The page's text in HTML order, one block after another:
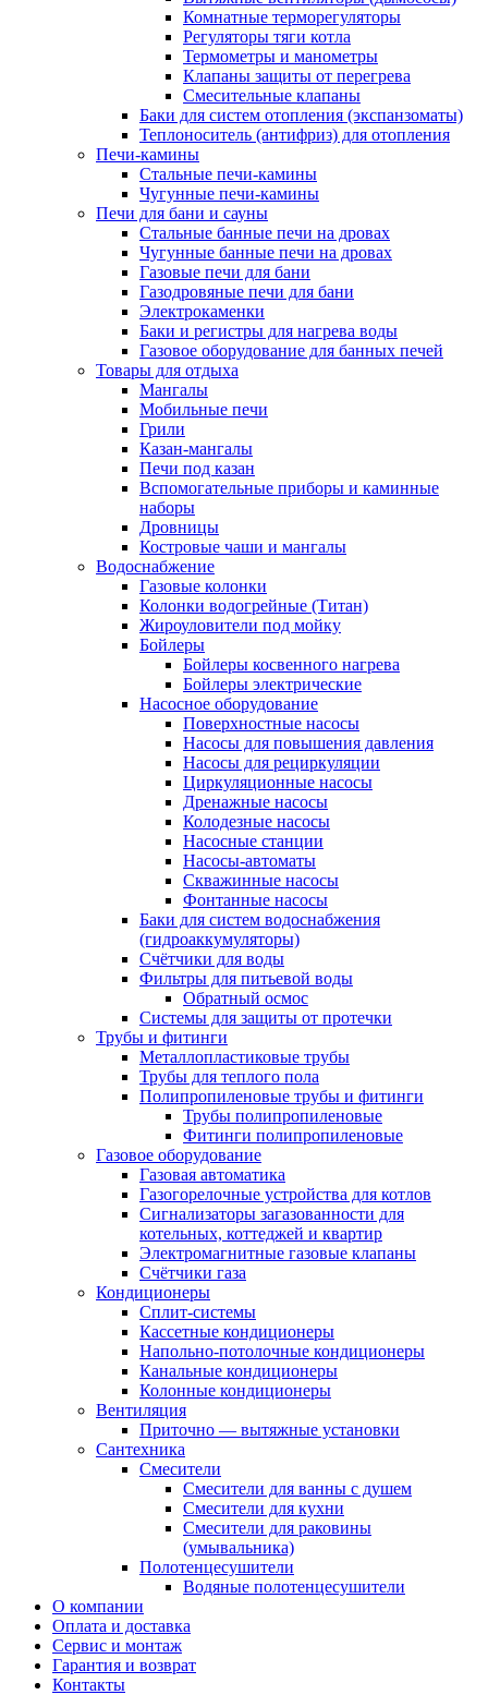
Комнатные терморегуляторы
Регуляторы тяги котла
Термометры и манометры
Клапаны защиты от перегрева
Смесительные клапаны
Баки для систем отопления (экспанзоматы)
Теплоноситель (антифриз) для отопления
Печи-камины
Стальные печи-камины
Чугунные печи-камины
Печи для бани и сауны
Стальные банные печи на дровах
Чугунные банные печи на дровах
Газовые печи для бани
Газодровяные печи для бани
Электрокаменки
Баки и регистры для нагрева воды
Газовое оборудование для банных печей
Товары для отдыха
Мангалы
Мобильные печи
Грили
Казан-мангалы
Печи под казан
Вспомогательные приборы и каминные
наборы
Дровницы
Костровые чаши и мангалы
Водоснабжение
Газовые колонки
Колонки водогрейные (Титан)
Жироуловители под мойку
Бойлеры
Бойлеры косвенного нагрева
Бойлеры электрические
Насосное оборудование
Поверхностные насосы
Насосы для повышения давления
Насосы для рециркуляции
Циркуляционные насосы
Дренажные насосы
Колодезные насосы
Насосные станции
Насосы-автоматы
Скважинные насосы
Фонтанные насосы
Баки для систем водоснабжения
(гидроаккумуляторы)
Счётчики для воды
Фильтры для питьевой воды
Обратный осмос
Системы для защиты от протечки
Трубы и фитинги
Металлопластиковые трубы
Трубы для теплого пола
Полипропиленовые трубы и фитинги
Трубы полипропиленовые
Фитинги полипропиленовые
Газовое оборудование
Газовая автоматика
Газогорелочные устройства для котлов
Сигнализаторы загазованности для
котельных, коттеджей и квартир
Электромагнитные газовые клапаны
Счётчики газа
Кондиционеры
Сплит-системы
Кассетные кондиционеры
Напольно-потолочные кондиционеры
Канальные кондиционеры
Колонные кондиционеры
Вентиляция
Приточно — вытяжные установки
Сантехника
Смесители
Смесители для ванны с душем
Смесители для кухни
Смесители для раковины
(умывальника)
Полотенцесушители
Водяные полотенцесушители
О компании
Оплата и доставка
Сервис и монтаж
Гарантия и возврат
Контакты